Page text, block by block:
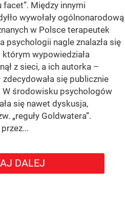
facet”. Między innymi
wywołały ogólnonarodową
w Polsce terapeutek
psychologii nagle znalazła się
wypowiedziała
z sieci, a ich autorka –
się publicznie
W środowisku psychologów
się nawet dyskusja,
„reguły Goldwatera”.
DALEJ